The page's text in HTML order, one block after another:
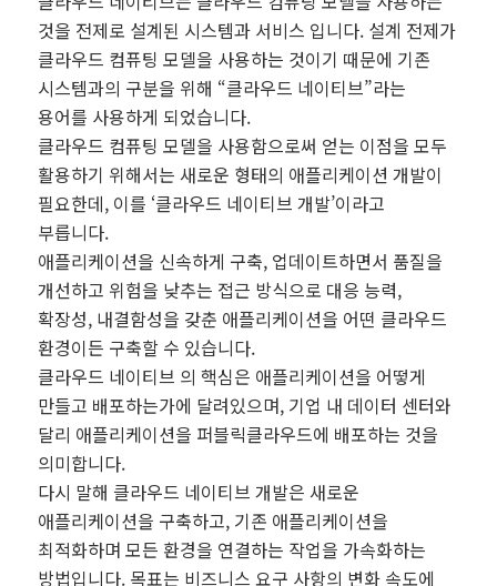
것을 전제로 설계된 시스템과 서비스 입니다. 설계 전제가
클라우드 컴퓨팅 모델을 사용하는 것이기 때문에 기존
시스템과의 구분을 위해 “클라우드 네이티브”라는
용어를 사용하게 되었습니다.
클라우드 컴퓨팅 모델을 사용함으로써 얻는 이점을 모두
활용하기 위해서는 새로운 형태의 애플리케이션 개발이
필요한데, 이를 ‘클라우드 네이티브 개발’이라고
부릅니다.
애플리케이션을 신속하게 구축, 업데이트하면서 품질을
개선하고 위험을 낮추는 접근 방식으로 대응 능력,
확장성, 내결함성을 갖춘 애플리케이션을 어떤 클라우드
환경이든 구축할 수 있습니다.
클라우드 네이티브 의 핵심은 애플리케이션을 어떻게
만들고 배포하는가에 달려있으며, 기업 내 데이터 센터와
달리 애플리케이션을 퍼블릭클라우드에 배포하는 것을
의미합니다.
다시 말해 클라우드 네이티브 개발은 새로운
애플리케이션을 구축하고, 기존 애플리케이션을
최적화하며 모든 환경을 연결하는 작업을 가속화하는
방법입니다. 목표는 비즈니스 요구 사항의 변화 속도에